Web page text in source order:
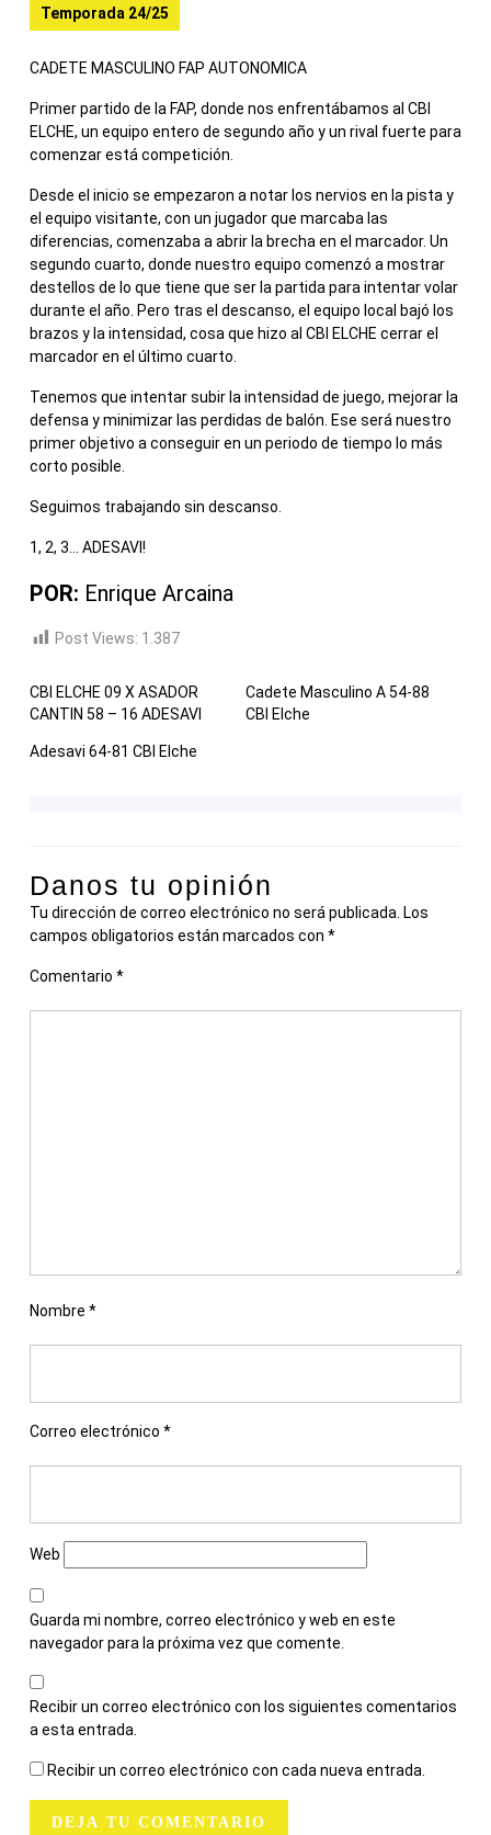
Temporada 24/25
CADETE MASCULINO FAP AUTONOMICA
Primer partido de la FAP, donde nos enfrentábamos al CBI
ELCHE, un equipo entero de segundo año y un rival fuerte para
comenzar está competición.
Desde el inicio se empezaron a notar los nervios en la pista y
el equipo visitante, con un jugador que marcaba las
diferencias, comenzaba a abrir la brecha en el marcador. Un
segundo cuarto, donde nuestro equipo comenzó a mostrar
destellos de lo que tiene que ser la partida para intentar volar
durante el año. Pero tras el descanso, el equipo local bajó los
brazos y la intensidad, cosa que hizo al CBI ELCHE cerrar el
marcador en el último cuarto.
Tenemos que intentar subir la intensidad de juego, mejorar la
defensa y minimizar las perdidas de balón. Ese será nuestro
primer objetivo a conseguir en un periodo de tiempo lo más
corto posible.
Seguimos trabajando sin descanso.
1, 2, 3… ADESAVI!
POR: Enrique Arcaina
Post Views: 1.387
CBI ELCHE 09 X ASADOR
CANTIN 58 – 16 ADESAVI
Cadete Masculino A 54-88
CBI Elche
Adesavi 64-81 CBI Elche
Danos tu opinión
Tu dirección de correo electrónico no será publicada. Los
campos obligatorios están marcados con *
Comentario *
Nombre *
Correo electrónico *
Web
Guarda mi nombre, correo electrónico y web en este
navegador para la próxima vez que comente.
Recibir un correo electrónico con los siguientes comentarios
a esta entrada.
Recibir un correo electrónico con cada nueva entrada.